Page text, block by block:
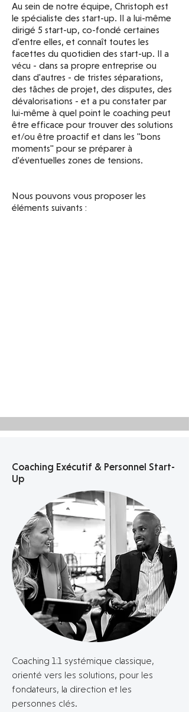
Au sein de notre équipe, Christoph est
le spécialiste des start-up. Il a lui-même
dirigé 5 start-up, co-fondé certaines
d'entre elles, et connaît toutes les
facettes du quotidien des start-up. Il a
vécu - dans sa propre entreprise ou
dans d'autres - de tristes séparations,
des tâches de projet, des disputes, des
dévalorisations - et a pu constater par
lui-même à quel point le coaching peut
être efficace pour trouver des solutions
et/ou être proactif et dans les "bons
moments" pour se préparer à
d'éventuelles zones de tensions.
Nous pouvons vous proposer les
éléments suivants :
Coaching Exécutif & Personnel Start-
Up
Coaching 1:1 systémique classique,
orienté vers les solutions, pour les
fondateurs, la direction et les
personnes clés.